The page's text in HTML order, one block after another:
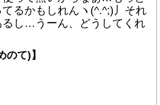
るかもしれんヽ(^.^;)丿それ
るし…うーん、どうしてくれ
のて)】